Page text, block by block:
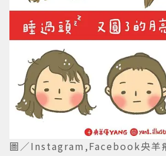
圖／Instagram,Facebook央羊